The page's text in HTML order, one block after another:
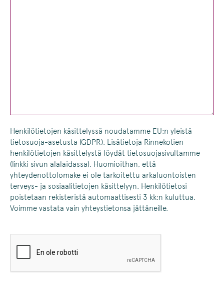
Henkilötietojen käsittelyssä noudatamme EU:n yleistä
tietosuoja-asetusta (GDPR). Lisätietoja Rinnekotien
henkilötietojen käsittelystä löydät tietosuojasivultamme
(linkki sivun alalaidassa). Huomioithan, että
yhteydenottolomake ei ole tarkoitettu arkaluontoisten
terveys- ja sosiaalitietojen käsittelyyn. Henkilötietosi
poistetaan rekisteristä automaattisesti 3 kk:n kuluttua.
Voimme vastata vain yhteystietonsa jättäneille.